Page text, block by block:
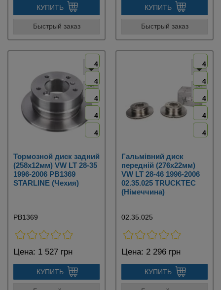
КУПИТЬ
Быстрый заказ
КУПИТЬ
Быстрый заказ
4
4
4
4
4
Тормозной диск задний
(258х12мм) VW LT 28-35
1996-2006 PB1369
STARLINE (Чехия)
PB1369
Цена: 1 527 грн
КУПИТЬ
4
4
4
4
4
Гальмівний диск
передній (276х22мм)
VW LT 28-46 1996-2006
02.35.025 TRUCKTEC
(Німеччина)
02.35.025
Цена: 2 296 грн
КУПИТЬ